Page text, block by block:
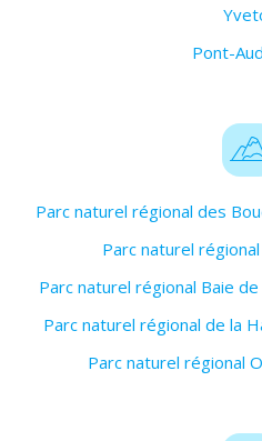
Pont-
Parc naturel régional des
Parc naturel
Parc naturel régional Baie
Parc naturel régional de la
Parc naturel régional